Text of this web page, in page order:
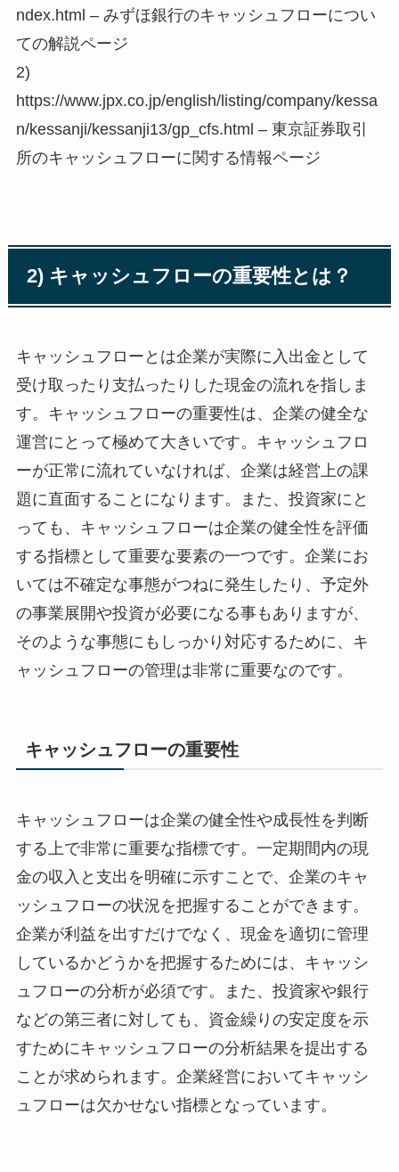
ndex.html – みずほ銀行のキャッシュフローについ
ての解説ページ
2)
https://www.jpx.co.jp/english/listing/company/kessa
n/kessanji/kessanji13/gp_cfs.html – 東京証券取引
所のキャッシュフローに関する情報ページ
2) キャッシュフローの重要性とは？
キャッシュフローとは企業が実際に入出金として
受け取ったり支払ったりした現金の流れを指しま
す。キャッシュフローの重要性は、企業の健全な
運営にとって極めて大きいです。キャッシュフロ
ーが正常に流れていなければ、企業は経営上の課
題に直面することになります。また、投資家にと
っても、キャッシュフローは企業の健全性を評価
する指標として重要な要素の一つです。企業にお
いては不確定な事態がつねに発生したり、予定外
の事業展開や投資が必要になる事もありますが、
そのような事態にもしっかり対応するために、キ
ャッシュフローの管理は非常に重要なのです。
キャッシュフローの重要性
キャッシュフローは企業の健全性や成長性を判断
する上で非常に重要な指標です。一定期間内の現
金の収入と支出を明確に示すことで、企業のキャ
ッシュフローの状況を把握することができます。
企業が利益を出すだけでなく、現金を適切に管理
しているかどうかを把握するためには、キャッシ
ュフローの分析が必須です。また、投資家や銀行
などの第三者に対しても、資金繰りの安定度を示
すためにキャッシュフローの分析結果を提出する
ことが求められます。企業経営においてキャッシ
ュフローは欠かせない指標となっています。